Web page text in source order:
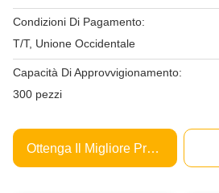
Condizioni Di Pagamento:
T/T, Unione Occidentale
Capacità Di Approvvigionamento:
300 pezzi
Ottenga Il Migliore Prezzo